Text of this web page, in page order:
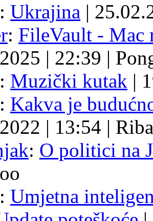
: Ukrajina |
: FileVault - Mac
| 22:39 |
: Muzički kutak |
: Kakva je
| 13:54 | Riba
: O politici na
: Umjetna